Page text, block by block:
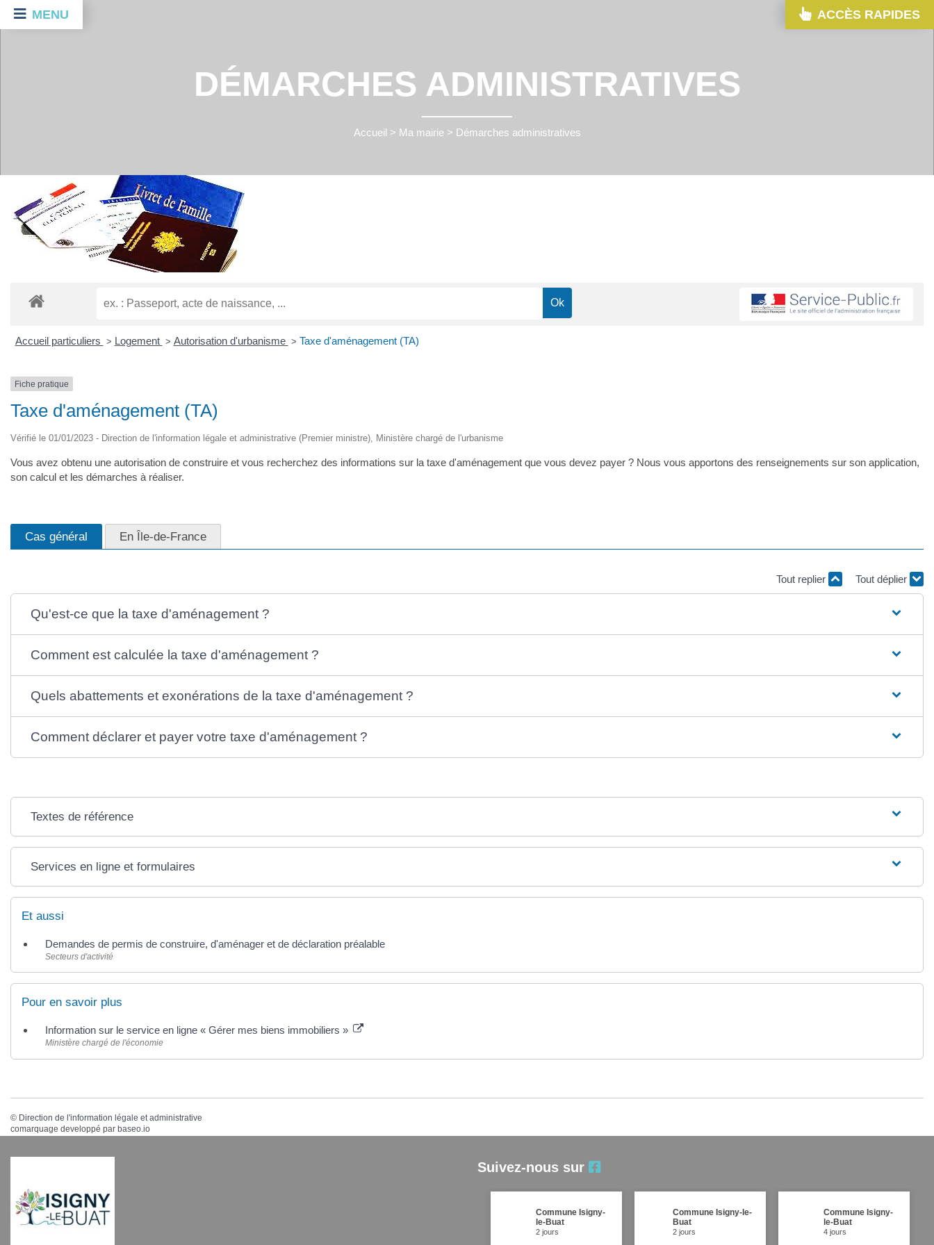
MENU
DÉMARCHES ADMINISTRATIVES
Accueil > Ma mairie> Démarches administratives
Accueil particuliers > Logement > Autorisation d'urbanisme > Taxe d'aménagement (TA)
Fiche pratique
Taxe d'aménagement (TA)
Vérifié le 01/01/2023 - Direction de l'information légale et administrative (Premier ministre), Ministère chargé de l'urbanisme
Vous avez obtenu une autorisation de construire et vous recherchez des informations sur la taxe d'aménagement que vous devez payer ? Nous vous apportons des renseignements sur son application,
son calcul et les démarches à réaliser.
Cas général En Île-de-France
Tout replier Tout déplier
Qu'est-ce que la taxe d'aménagement ?
Comment est calculée la taxe d'aménagement ?
Quels abattements et exonérations de la taxe d'aménagement ?
Comment déclarer et payer votre taxe d'aménagement ?
Textes de référence
Services en ligne et formulaires
Et aussi
Demandes de permis de construire, d'aménager et de déclaration préalable
Secteurs d'activité
Pour en savoir plus
Information sur le service en ligne « Gérer mes biens immobiliers »
Ministère chargé de l'économie
© Direction de l'information légale et administrative
comarquage developpé par baseo.io
Suivez-nous sur
Commune Isigny-
le-Buat
2 jours
Commune Isigny-le-
Buat
2 jours
Commune Isigny-
le-Buat
4 jours
ACCÈS RAPIDES